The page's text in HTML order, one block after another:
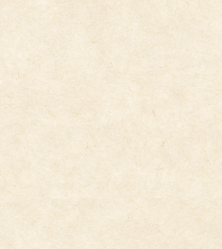
キ
ッ
プ
に
移
動
今日の給食
2026年1月9日
1/9(金）